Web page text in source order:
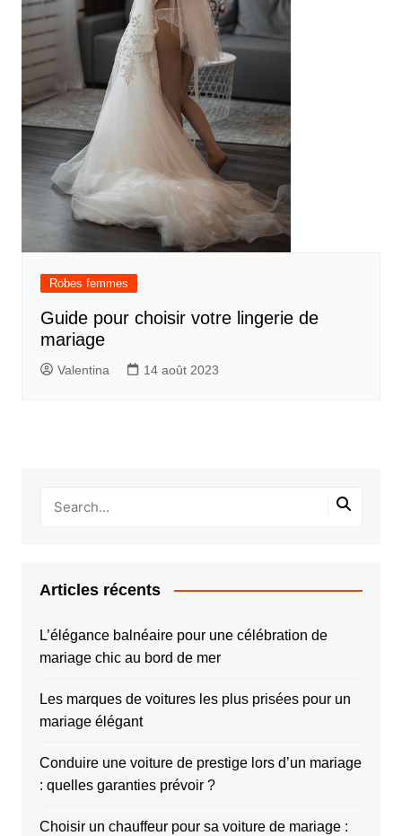
Robes femmes
Guide pour choisir votre lingerie de
mariage
Valentina 14 août 2023
Articles récents
L’élégance balnéaire pour une célébration de
mariage chic au bord de mer
Les marques de voitures les plus prisées pour un
mariage élégant
Conduire une voiture de prestige lors d’un mariage
: quelles garanties prévoir ?
Choisir un chauffeur pour sa voiture de mariage :